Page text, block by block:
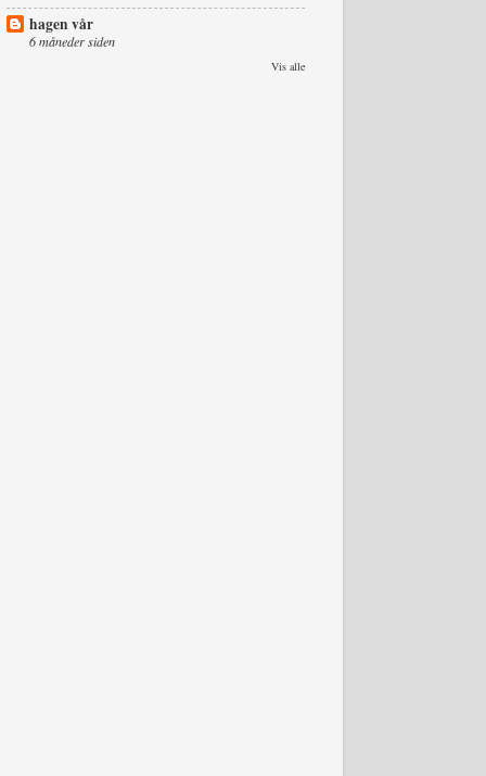
hagen vår
6 måneder siden
Vis alle